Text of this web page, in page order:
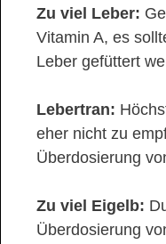
Zu viel Leber:
Vitamin A, es
Leber gefüttert
Lebertran:
eher nicht zu
Überdosierung
Zu viel Eigelb:
Überdosierung